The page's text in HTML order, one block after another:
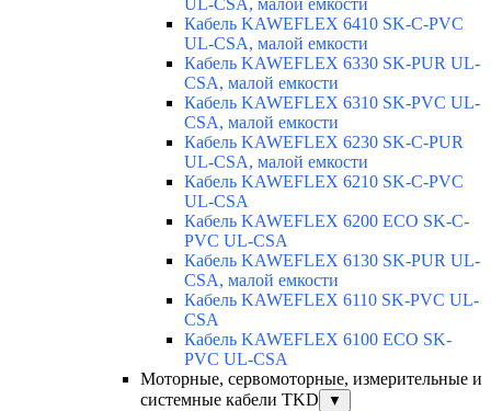
UL-CSA, малой емкости
Кабель KAWEFLEX 6410 SK-C-PVC
UL-CSA, малой емкости
Кабель KAWEFLEX 6330 SK-PUR UL-
CSA, малой емкости
Кабель KAWEFLEX 6310 SK-PVC UL-
CSA, малой емкости
Кабель KAWEFLEX 6230 SK-C-PUR
UL-CSA, малой емкости
Кабель KAWEFLEX 6210 SK-C-PVC
UL-CSA
Кабель KAWEFLEX 6200 ECO SK-C-
PVC UL-CSA
Кабель KAWEFLEX 6130 SK-PUR UL-
CSA, малой емкости
Кабель KAWEFLEX 6110 SK-PVC UL-
CSA
Кабель KAWEFLEX 6100 ECO SK-
PVC UL-CSA
Моторные, сервомоторные, измерительные и
системные кабели TKD
▼